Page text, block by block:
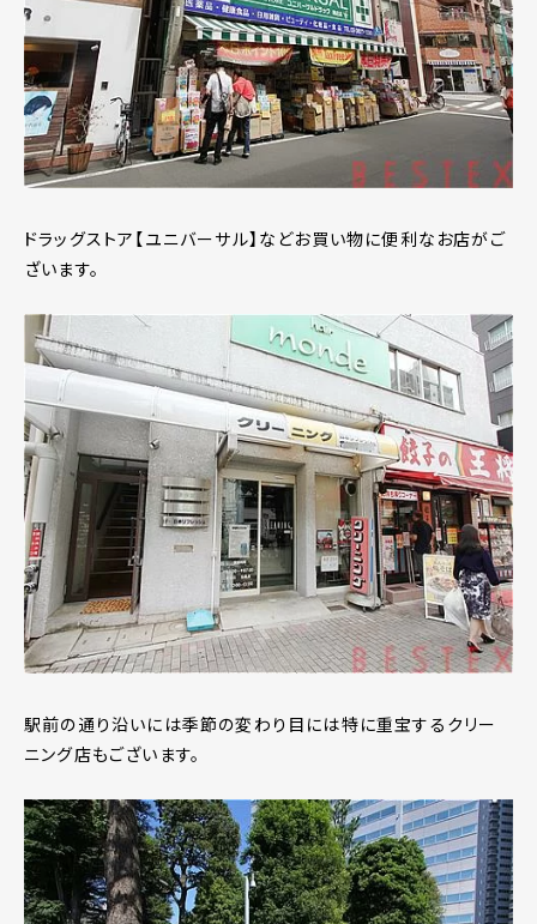
ドラッグストア【ユニバーサル】などお買い物に便利なお店がご
ざいます。
駅前の通り沿いには季節の変わり目には特に重宝するクリー
ニング店もございます。